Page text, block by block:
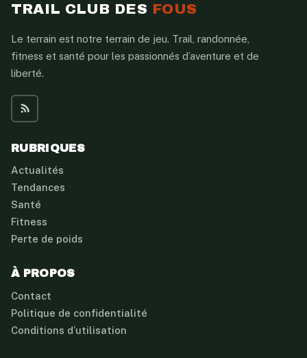
TRAIL CLUB DES FOUS
Le terrain est notre terrain de jeu. Trail, randonnée,
fitness et santé pour les passionnés d’aventure et de
liberté.
RUBRIQUES
Actualités
Tendances
Santé
Fitness
Perte de poids
À PROPOS
Contact
Politique de confidentialité
Conditions d’utilisation